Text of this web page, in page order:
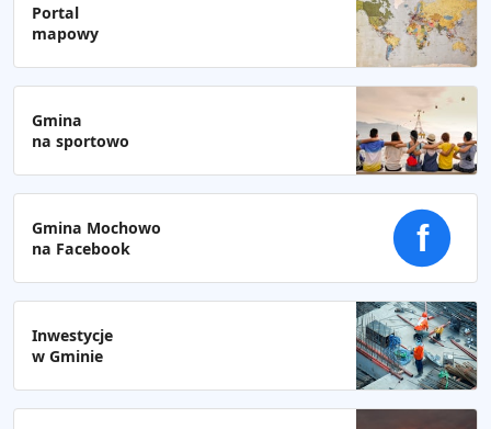
Portal
mapowy
Gmina
na sportowo
Gmina Mochowo
na Facebook
f
Inwestycje
w Gminie